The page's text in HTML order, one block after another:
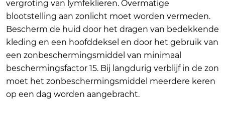
vergroting van lymfeklieren. Overmatige
blootstelling aan zonlicht moet worden vermeden.
Bescherm de huid door het dragen van bedekkende
kleding en een hoofddeksel en door het gebruik van
een zonbeschermingsmiddel van minimaal
beschermingsfactor 15. Bij langdurig verblijf in de zon
moet het zonbeschermingsmiddel meerdere keren
op een dag worden aangebracht.